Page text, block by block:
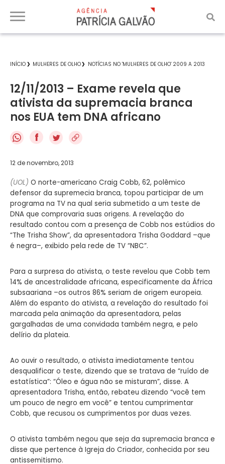
INÍCIO MULHERES DE OLHO NOTÍCIAS NO 'MULHERES DE OLHO' 2009 A 2013
12/11/2013 – Exame revela que
ativista da supremacia branca
nos EUA tem DNA africano
f
12 de novembro, 2013
(UOL) O norte-americano Craig Cobb, 62, polêmico
defensor da supremecia branca, topou participar de um
programa na TV na qual seria submetido a um teste de
DNA que comprovaria suas origens. A revelação do
resultado contou com a presença de Cobb nos estúdios do
“The Trisha Show”, da apresentadora Trisha Goddard –que
é negra–, exibido pela rede de TV “NBC”.
Para a surpresa do ativista, o teste revelou que Cobb tem
14% de ancestralidade africana, especificamente da África
subsaariana –os outros 86% seriam de origem europeia.
Além do espanto do ativista, a revelação do resultado foi
marcada pela animação da apresentadora, pelas
gargalhadas de uma convidada também negra, e pelo
delírio da plateia.
Ao ouvir o resultado, o ativista imediatamente tentou
desqualificar o teste, dizendo que se tratava de “ruído de
estatística”: “Óleo e água não se misturam”, disse. A
apresentadora Trisha, então, rebateu dizendo “você tem
um pouco de negro em você” e tentou cumprimentar
Cobb, que recusou os cumprimentos por duas vezes.
O ativista também negou que seja da supremacia branca e
disse que pertence à Igreja do Criador, conhecida por seu
antissemitismo.